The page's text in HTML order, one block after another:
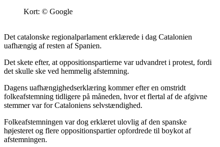
Kort: © Google
Det catalonske regionalparlament erklærede i dag Catalonien
uafhængig af resten af Spanien.
Det skete efter, at oppositionspartierne var udvandret i protest, fordi
det skulle ske ved hemmelig afstemning.
Dagens uafhængighedserklæring kommer efter en omstridt
folkeafstemning tidligere på måneden, hvor et flertal af de afgivne
stemmer var for Cataloniens selvstændighed.
Folkeafstemningen var dog erklæret ulovlig af den spanske
højesteret og flere oppositionspartier opfordrede til boykot af
afstemningen.